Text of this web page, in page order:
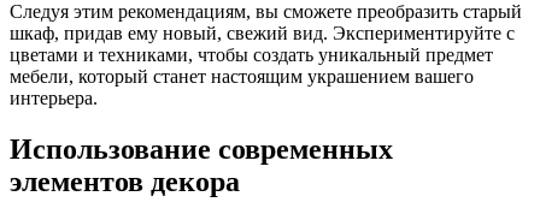
Следуя этим рекомендациям, вы сможете преобразить старый
шкаф, придав ему новый, свежий вид. Экспериментируйте с
цветами и техниками, чтобы создать уникальный предмет
мебели, который станет настоящим украшением вашего
интерьера.
Использование современных
элементов декора